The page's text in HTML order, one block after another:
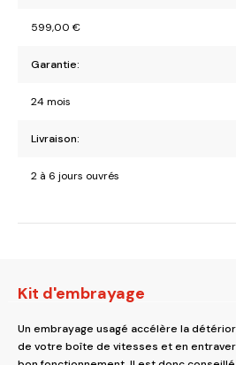
599,00 €
Garantie:
24 mois
Livraison:
2 à 6 jours ouvrés
Kit d'embrayage
Un embrayage usagé accélère la
de votre boîte de vitesses et en